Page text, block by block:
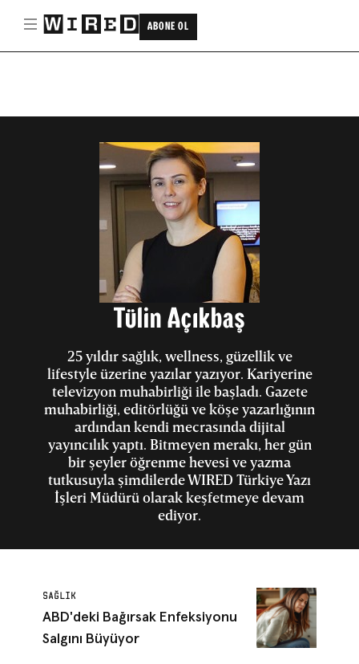
ABONE OL
Tülin Açıkbaş
25 yıldır sağlık, wellness, güzellik ve
lifestyle üzerine yazılar yazıyor. Kariyerine
televizyon muhabirliği ile başladı. Gazete
muhabirliği, editörlüğü ve köşe yazarlığının
ardından kendi mecrasında dijital
yayıncılık yaptı. Bitmeyen merakı, her gün
bir şeyler öğrenme hevesi ve yazma
tutkusuyla şimdilerde WIRED Türkiye Yazı
İşleri Müdürü olarak keşfetmeye devam
ediyor.
SAĞLIK
ABD'deki Bağırsak Enfeksiyonu
Salgını Büyüyor